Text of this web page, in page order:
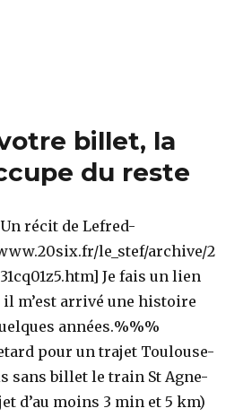
billet, la
du reste
récit de Lefred-
le_stef/archive/2
Je fais un lien
m’est arrivé une histoire
années.%%%
pour un trajet Toulouse-
sans billet le train St Agne-
d’au moins 3 min et 5 km)